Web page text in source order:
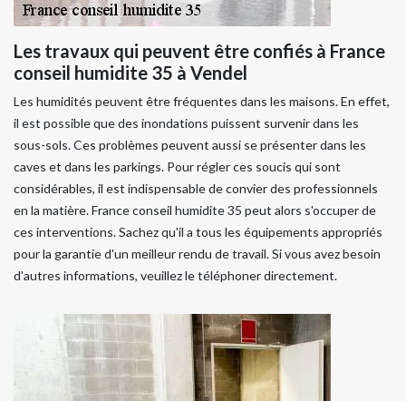
Les travaux qui peuvent être confiés à France
conseil humidite 35 à Vendel
Les humidités peuvent être fréquentes dans les maisons. En effet,
il est possible que des inondations puissent survenir dans les
sous-sols. Ces problèmes peuvent aussi se présenter dans les
caves et dans les parkings. Pour régler ces soucis qui sont
considérables, il est indispensable de convier des professionnels
en la matière. France conseil humidite 35 peut alors s'occuper de
ces interventions. Sachez qu'il a tous les équipements appropriés
pour la garantie d'un meilleur rendu de travail. Si vous avez besoin
d'autres informations, veuillez le téléphoner directement.